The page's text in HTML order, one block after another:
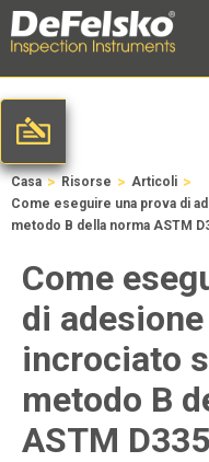
Casa > Risorse > Articoli >
Come eseguire una prova di
metodo B della norma ASTM
Come
di
incrociato
metodo B
ASTM